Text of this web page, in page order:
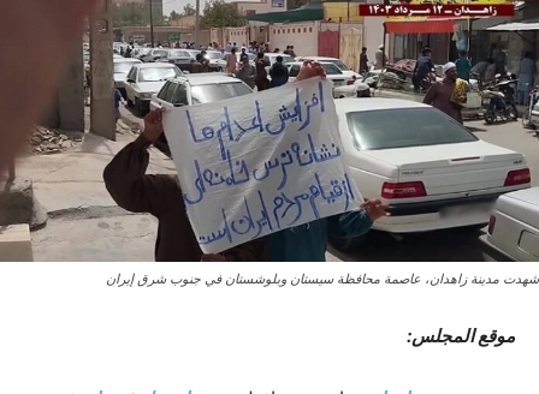
شهدت مدينة زاهدان، عاصمة محافظة سيستان وبلوشستان في جنوب شرق إيران
موقع المجلس: